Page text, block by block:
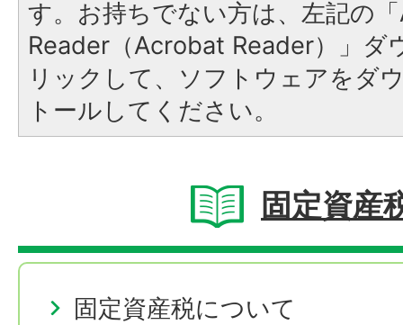
す。お持ちでない方は、左記の
Reader（Acrobat Reader）」ダ
リックして、ソフトウェアをダ
トールしてください。
固定資産
固定資産税について